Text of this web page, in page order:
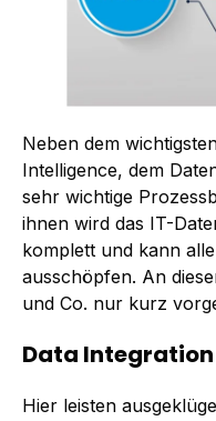
Neben dem
Intelligence, dem
sehr wichtige
ihnen wird das IT-
komplett und kann
ausschöpfen. An
und Co. nur kurz
Data Integration
Hier leisten